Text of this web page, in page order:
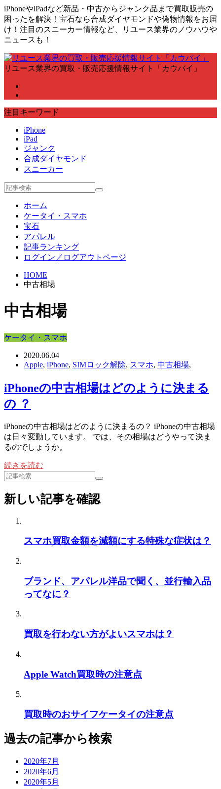
iPhoneやiPadなど新品・中古からジャンク品まで買取販売の
困ったを解決！宝石なら合成ダイヤモンドや偽物情報をお届
け！注目のスニーカー情報など、リユース業界のノウハウや
ニュースも！
リユース業界の買取・販売応援情報サイト「カウバイ」
注目キーワード
iPhone
iPad
ジャンク
合成ダイヤモンド
スニーカー
ホーム
ケータイ・スマホ
宝石
アパレル
記事ランキング
ログイン／ログアウトページ
HOME
中古相場
中古相場
ケータイ・スマホ
2020.06.04
Apple, iPhone, SIMロック解除, スマホ, 中古相場,
iPhoneの中古相場はどのように決まる
の ？
iPhoneの中古相場はどのように決まるの？ iPhoneの中古相場
は日々変動しています。 では、その相場はどうやって決ま
るのでしょうか。
続きを読む
新しい記事を確認
スマホ買取金額を減額にする特殊な症状は？
ブランド、アパレル洋品で聞く、並行輸入品
ってなに？
買取を行わない方がよいスマホは？
Apple Watch買取時の注意点
買取時のおサイフケータイの注意点
過去の記事から検索
2020年7月
2020年6月
2020年5月